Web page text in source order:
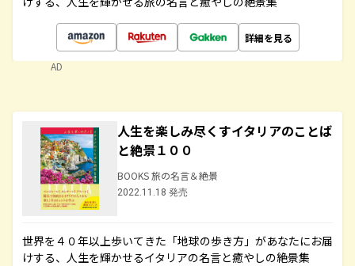
詳細を見る
AD
人生を楽しみ尽くすイタリアのことば
と絶景１００
BOOKS 旅の名言＆絶景
2022.11.18 発売
世界を４０年以上歩いてきた「地球の歩き方」があなたにお届
けする、人生を輝かせるイタリアの名言と癒やしの絶景集